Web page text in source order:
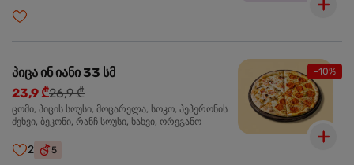
-10%
პიცა ინ იანი 33 სმ
23,9 ₾26,9 ₾
ცომი, პიცის სოუსი, მოცარელა, სოკო, პეპერონის
ძეხვი, ბეკონი, რანჩ სოუსი, ხახვი, ორეგანო
2 5